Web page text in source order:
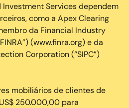
Services dependem
como a Apex Clearing
da Financial Industry
(www.finra.org) e da
Corporation (“SIPC”)
mobiliários de clientes de
250.000,00 para